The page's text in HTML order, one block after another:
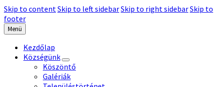
Skip to contentSkip to left sidebarSkip to right sidebarSkip to
footer
Menü
Kezdőlap
Községünk
Köszöntő
Galériák